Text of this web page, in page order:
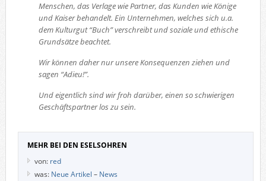
Menschen, das Verlage wie Partner, das Kunden wie Könige
und Kaiser behandelt. Ein Unternehmen, welches sich u.a.
dem Kulturgut “Buch” verschreibt und soziale und ethische
Grundsätze beachtet.
Wir können daher nur unsere Konsequenzen ziehen und
sagen “Adieu!”.
Und eigentlich sind wir froh darüber, einen so schwierigen
Geschäftspartner los zu sein.
MEHR BEI DEN ESELSOHREN
von: red
was: Neue Artikel – News